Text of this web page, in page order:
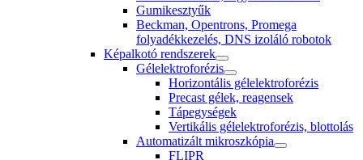
Gumikesztyűk
Beckman, Opentrons, Promega
folyadékkezelés, DNS izoláló robotok
Képalkotó rendszerek
Gélelektroforézis
Horizontális gélelektroforézis
Precast gélek, reagensek
Tápegységek
Vertikális gélelektroforézis, blottolás
Automatizált mikroszkópia
FLIPR